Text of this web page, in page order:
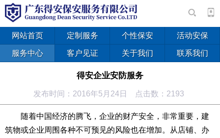
网站首页 定制服务 个性保安 活动安保
服务中心 客户见证 关于我们 联系我们
得安企业安防服务
发布时间：2016年5月24日 点击数：2193
随着中国经济的腾飞，企业的财产安全，非常重要，建
筑物或企业周围各种不可预见的风险也在增加。从店铺、办